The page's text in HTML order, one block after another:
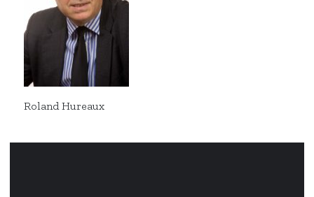
Roland Hureaux